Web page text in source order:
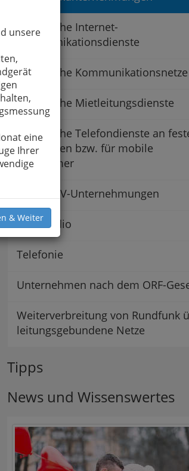
unsere
eine
Ihrer
& Weiter
Öffentliche Internet-
Kommunikationsdienste
Öffentliche Kommunikationsnetze
Öffentliche Mietleitungsdienste
Öffentliche Telefondienste an
Standorten bzw. für mobile
Teilnehmer
Private TV-Unternehmungen
Privatradio
Telefonie
Unternehmen nach dem ORF-
Weiterverbreitung von Rundfunk
leitungsgebundene Netze
Tipps
News und Wissenswertes